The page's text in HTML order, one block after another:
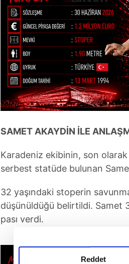
Reddet
SAMET AKAYDİN İLE
Karadeniz ekibinin, son
serbest statüde bulunan
32 yaşındaki stoperin
düşünüldüğü belirtildi. Samet
pası verdi.